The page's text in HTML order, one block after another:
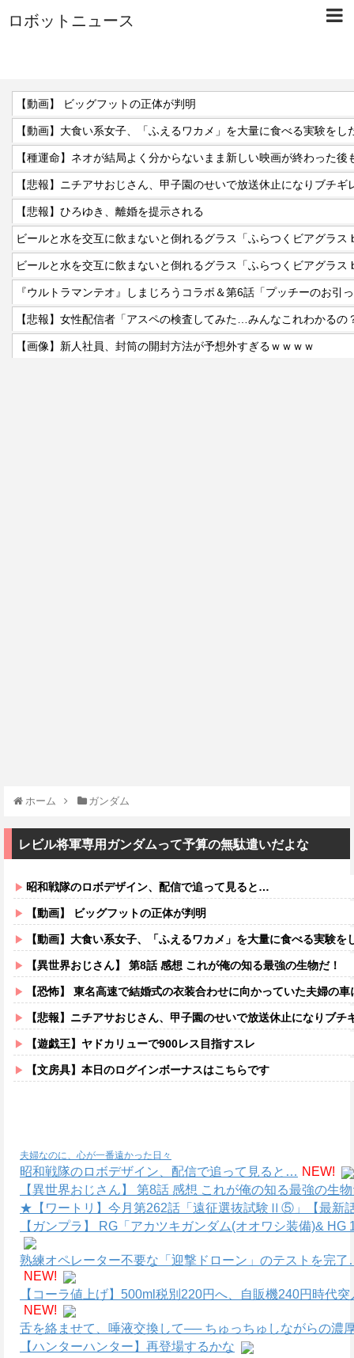
ロボットニュース
【動画】 ビッグフットの正体が判明
【動画】大食い系女子、「ふえるワカメ」を大量に食べる実験をし
【種運命】ネオが結局よく分からないまま新しい映画が終わった後
【悲報】ニチアサおじさん、甲子園のせいで放送休止になりブチギ
【悲報】ひろゆき、離婚を提示される
『ウルトラマンテオ』しまじろうコラボ＆第6話「プッチーのお引
【悲報】女性配信者「アスペの検査してみた…みんなこれわかるの
【画像】新人社員、封筒の開封方法が予想外すぎるｗｗｗｗ
ホーム ガンダム
レビル将軍専用ガンダムって予算の無駄遣いだよな
昭和戦隊のロボデザイン、配信で追って見ると…
【動画】 ビッグフットの正体が判明
【動画】大食い系女子、「ふえるワカメ」を大量に食べる実験を
【異世界おじさん】 第8話 感想 これが俺の知る最強の生物だ！
【恐怖】 東名高速で結婚式の衣装合わせに向かっていた夫婦の車に何度も何度も追突した60歳の男がヤバす
【悲報】ニチアサおじさん、甲子園のせいで放送休止になりブチ
【遊戯王】ヤドカリューで900レス目指すスレ
【文房具】本日のログインボーナスはこちらです
夫婦なのに、心が一番遠かった日々
昭和戦隊のロボデザイン、配信で追って見ると… NEW!
【異世界おじさん】 第8話 感想 これが俺の知る最強の生
★【ワートリ】今月第262話「遠征選抜試験Ⅱ⑤」【最新
【ガンプラ】 RG「アカツキガンダム(オオワシ装備)&
熟練オペレーター不要な「迎撃ドローン」のテストを完
NEW!
【コーラ値上げ】500ml税別220円へ、自販機240円時代
NEW!
舌を絡ませて、唾液交換して── ちゅっちゅしながらの濃
【ハンターハンター】再登場するかな